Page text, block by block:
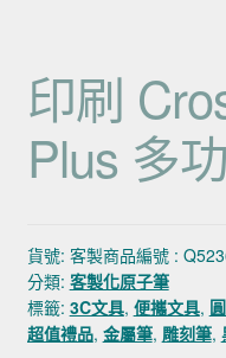
印刷
Plus 多
貨號: 客製商品編號 :
分類: 客製化原子筆
標籤: 3C文具, 便攜文具,
超值禮品, 金屬筆, 雕刻筆,